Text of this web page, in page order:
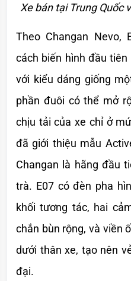
Xe bán tại Trung Quốc
Theo Changan Nevo,
cách biến hình đầu
với kiểu dáng giống
phần đuôi có thể mở
chịu tải của xe chỉ ở
đã giới thiệu mẫu
Changan là hãng đầu
trà. E07 có đèn pha
khối tương tác, hai
chắn bùn rộng, và viền
dưới thân xe, tạo nên
đại.